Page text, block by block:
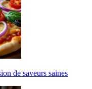
de saveurs saines